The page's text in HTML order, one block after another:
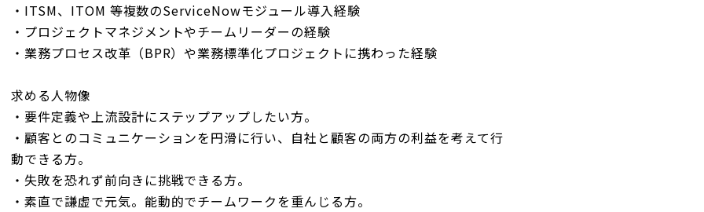
・ITSM、ITOM 等複数のServiceNowモジュール導入経験
・プロジェクトマネジメントやチームリーダーの経験
・業務プロセス改革（BPR）や業務標準化プロジェクトに携わった経験
求める人物像
・要件定義や上流設計にステップアップしたい方。
・顧客とのコミュニケーションを円滑に行い、自社と顧客の両方の利益を考えて行
動できる方。
・失敗を恐れず前向きに挑戦できる方。
・素直で謙虚で元気。能動的でチームワークを重んじる方。